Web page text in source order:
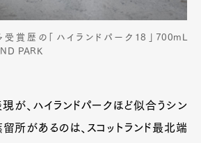
GourmetCars
賞歴の「ハイランドパーク18」700mL
PARK
現が、ハイランドパークほど似合うシン
留所があるのは、スコットランド最北端